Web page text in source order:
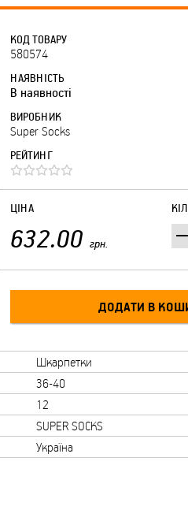
КОД ТОВАРУ
580574
НАЯВНІСТЬ
В наявності
ВИРОБНИК
Super Socks
РЕЙТИНГ
ЦІНА
632.00 грн.
Шкарпетки
36-40
12
SUPER SOCKS
Україна